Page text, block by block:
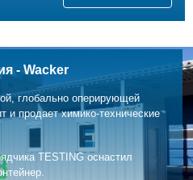
- Wacker
глобально оперирующей
и продает химико-технические
TESTING оснастил